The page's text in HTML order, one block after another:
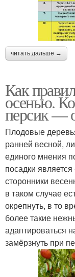
читать дальше →
Как
осенью.
персик —
Плодовые
ранней весной,
единого мнения
посадки
сторонники
в таком случае
окрепнуть, в то
более такие
адаптироваться
замёрзнуть при